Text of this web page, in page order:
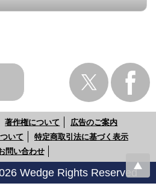
著作権について
広告のご案内
いて
特定商取引法に基づく表示
問い合わせ
Wedge Rights Reserved